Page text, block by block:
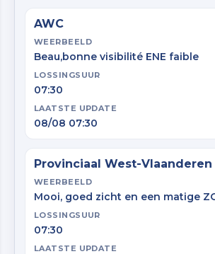
AWC
WEERBEELD
Beau,bonne visibilité ENE faible
LOSSINGSUUR
07:30
LAATSTE UPDATE
08/08 07:30
Provinciaal West-Vlaanderen
WEERBEELD
Mooi, goed zicht en een matige
LOSSINGSUUR
07:30
LAATSTE UPDATE